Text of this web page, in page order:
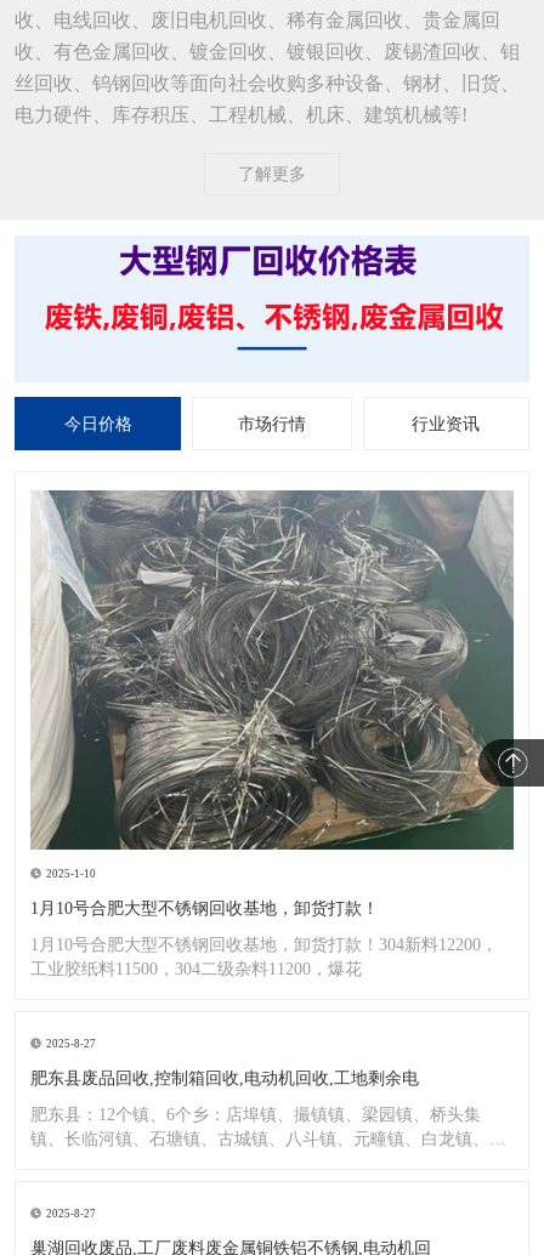
收、电线回收、废旧电机回收、稀有金属回收、贵金属回
收、有色金属回收、镀金回收、镀银回收、废锡渣回收、钼
丝回收、钨钢回收等面向社会收购多种设备、钢材、旧货、
电力硬件、库存积压、工程机械、机床、建筑机械等!
了解更多
今日价格 市场行情 行业资讯
2025-1-10
1月10号合肥大型不锈钢回收基地，卸货打款！
1月10号合肥大型不锈钢回收基地，卸货打款！304新料12200，
工业胶纸料11500，304二级杂料11200，爆花
2025-8-27
肥东县废品回收,控制箱回收,电动机回收,工地剩余电
肥东县：12个镇、6个乡：店埠镇、撮镇镇、梁园镇、桥头集
镇、长临河镇、石塘镇、古城镇、八斗镇、元疃镇、白龙镇、包
2025-8-27
巢湖回收废品,工厂废料废金属铜铁铝不锈钢,电动机回